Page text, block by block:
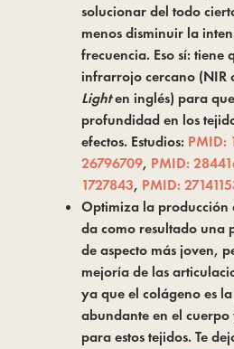
solucionar del todo
menos disminuir la
frecuencia. Eso sí: tiene
infrarrojo cercano (NIR
Light en inglés) para
profundidad en los
efectos. Estudios: PMID:
26796709, PMID:
1727843, PMID:
Optimiza la producción
da como resultado una
de aspecto más joven,
mejoría de las
ya que el colágeno es
abundante en el
para estos tejidos. Te